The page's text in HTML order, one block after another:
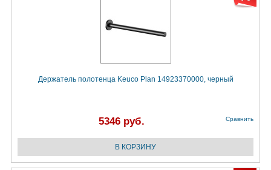
Держатель полотенца Keuco Plan 14923370000, черный
5346 руб. Сравнить